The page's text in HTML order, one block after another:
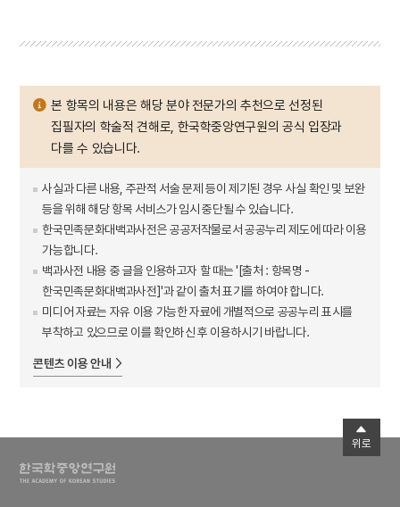
본 항목의 내용은 해당 분야 전문가의 추천으로 선정된
집필자의 학술적 견해로, 한국학중앙연구원의 공식 입장과
다를 수 있습니다.
사실과 다른 내용, 주관적 서술 문제 등이 제기된 경우 사실 확인 및 보완
등을 위해 해당 항목 서비스가 임시 중단될 수 있습니다.
한국민족문화대백과사전은 공공저작물로서 공공누리 제도에 따라 이용
가능합니다.
백과사전 내용 중 글을 인용하고자 할 때는 '[출처 : 항목명 -
한국민족문화대백과사전]'과 같이 출처 표기를 하여야 합니다.
미디어 자료는 자유 이용 가능한 자료에 개별적으로 공공누리 표시를
부착하고 있으므로 이를 확인하신 후 이용하시기 바랍니다.
콘텐츠 이용 안내
위로